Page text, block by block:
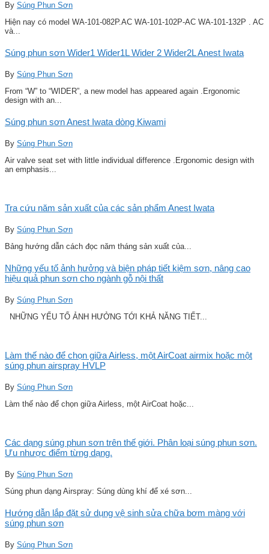
By Súng Phun Sơn
Hiện nay có model WA-101-082P.AC WA-101-102P-AC WA-101-132P . AC
và...
Súng phun sơn Wider1 Wider1L Wider 2 Wider2L Anest Iwata
By Súng Phun Sơn
From “W” to “WIDER”, a new model has appeared again .Ergonomic
design with an...
Súng phun sơn Anest Iwata dòng Kiwami
By Súng Phun Sơn
Air valve seat set with little individual difference .Ergonomic design with
an emphasis...
Tra cứu năm sản xuất của các sản phẩm Anest Iwata
By Súng Phun Sơn
Bảng hướng dẫn cách đọc năm tháng sản xuất của...
Những yếu tố ảnh hưởng và biện pháp tiết kiệm sơn, nâng cao
hiệu quả phun sơn cho ngành gỗ nội thất
By Súng Phun Sơn
NHỮNG YẾU TỐ ẢNH HƯỞNG TỚI KHẢ NĂNG TIẾT...
Làm thế nào để chọn giữa Airless, một AirCoat airmix hoặc một
súng phun airspray HVLP
By Súng Phun Sơn
Làm thế nào để chọn giữa Airless, một AirCoat hoặc...
Các dạng súng phun sơn trên thế giới. Phân loại súng phun sơn.
Ưu nhược điểm từng dạng.
By Súng Phun Sơn
Súng phun dạng Airspray: Súng dùng khí để xé sơn...
Hướng dẫn lắp đặt sử dụng vệ sinh sửa chữa bơm màng với
súng phun sơn
By Súng Phun Sơn